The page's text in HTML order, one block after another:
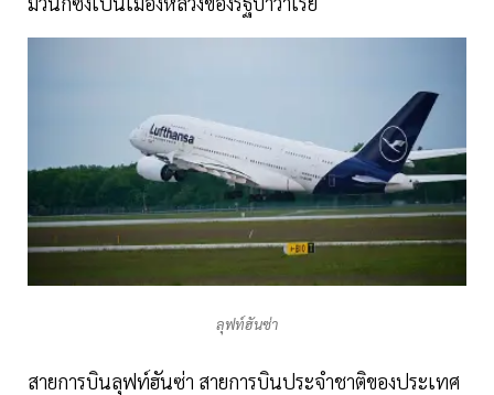
ลุฟท์ฮันซ่า
สายการบินลุฟท์ฮันซ่า สายการบินประจำชาติของประเทศ